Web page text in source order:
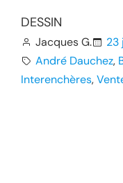
DESSIN
Jacques G. 23
André Dauchez,
Interenchères,